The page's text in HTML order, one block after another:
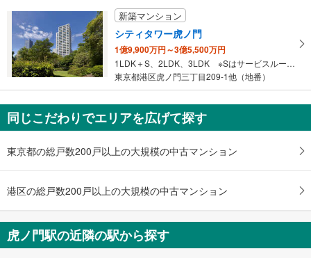
外堀通り、虎ノ門１丁目、霞が関１丁目、西新橋１丁目、内幸町２丁目
９出口
（利用時間 ６：００～終電）、日比谷フォートタワー、イイノホール＆カン
ファレンスセンター、日本プレスセンタービル、日比谷シティ、日比谷公
園、 日比谷野外大音楽堂、 日比谷図書文化館、 日比谷公会堂、バスのり
（利用時間 ６：００～２３：００）、虎ノ門実業会館、外堀通り、虎ノ門１
丁目
霞が関コモンゲート・合同庁舎７号館、 東館、 文部科学省、 会計検
旧文部省庁舎、 文化庁、 スポーツ庁、霞が関ビルディング、東京倶楽
部ビルディング、新霞が関ビルディング、外堀通り、霞が関３丁目
東京虎ノ門グローバルスクエア、 １Ｆ Ｍａｉｎ Ｅｎｔｒａｎｃｅ
マ
イ
ペ
に
保
存
す
新築マンション
シティタワー虎ノ門
1億9,900万円～3億5,500万円
1LDK＋S、2LDK、3LDK ※Sはサービスルーム（納戸）です。
東京都港区虎ノ門三丁目209-1他（地番）
同じこだわりでエリアを広げて探す
東京都の総戸数200戸以上の大規模の中古マンション
港区の総戸数200戸以上の大規模の中古マンション
虎ノ門駅の近隣の駅から探す